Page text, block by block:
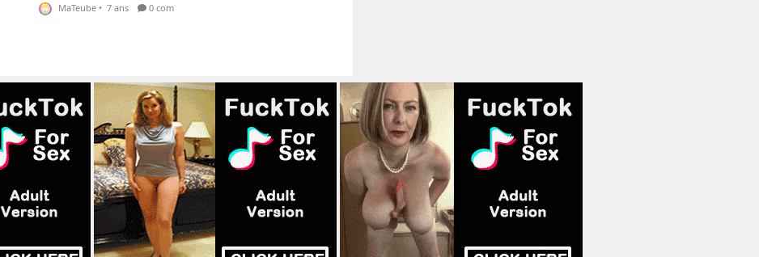
MaTeube • 7 ans 0 com